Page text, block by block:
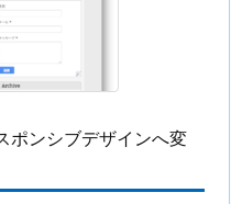
ポンシブデザインへ変